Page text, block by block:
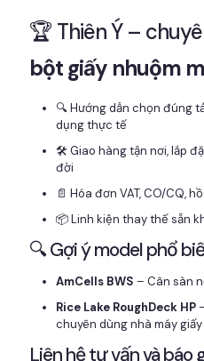
🏆 Thiên Ý –
bột giấy nhuộm
🔍 Hướng dẫn chọn đúng
dụng thực tế
🛠 Giao hàng tận nơi, lắp
đời
📄 Hóa đơn VAT, CO/CQ,
📦 Linh kiện thay thế sẵn
🔍 Gợi ý model phổ
AmCells BWS – Cân sàn
Rice Lake RoughDeck HP
chuyên dùng nhà máy giấy
Liên hệ tư vấn và báo